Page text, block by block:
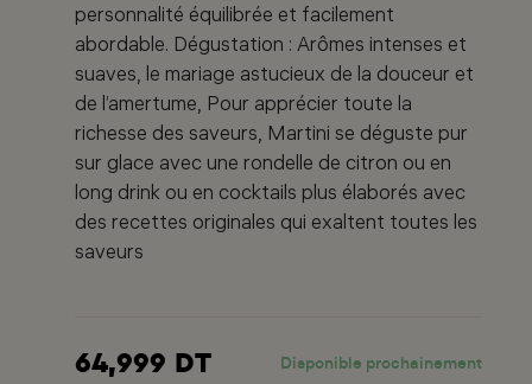
personnalité équilibrée et facilement
abordable. Dégustation : Arômes intenses et
suaves, le mariage astucieux de la douceur et
de l’amertume, Pour apprécier toute la
richesse des saveurs, Martini se déguste pur
sur glace avec une rondelle de citron ou en
long drink ou en cocktails plus élaborés avec
des recettes originales qui exaltent toutes les
saveurs
64,999 DT Disponible prochainement